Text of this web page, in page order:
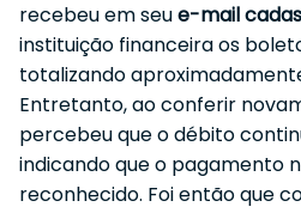
recebeu em seue-mail
instituição financeira os
totalizando
Entretanto, ao conferir
percebeu que o débito
indicando que o pagamento
reconhecido. Foi então que